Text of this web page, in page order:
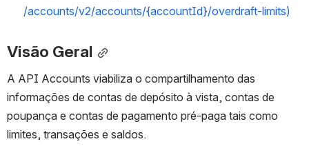
/accounts/v2/accounts/{accountId}/overdraft-limits)
Visão Geral
A API Accounts viabiliza o compartilhamento das
informações de contas de depósito à vista, contas de
poupança e contas de pagamento pré-paga tais como
limites, transações e saldos.